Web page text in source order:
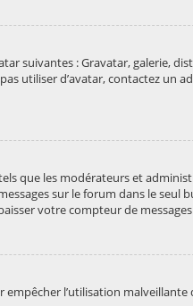
suivantes : Gravatar, galerie,
utiliser d’avatar, contactez un
que les modérateurs et
sur le forum dans le seul
votre compteur de
empêcher l’utilisation